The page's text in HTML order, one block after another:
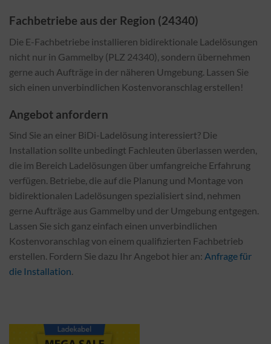
Fachbetriebe aus der Region (24340)
Die E-Fachbetriebe installieren bidirektionale Ladelösungen
nicht nur in Gammelby (PLZ 24340), sondern übernehmen
gerne auch Aufträge in der näheren Umgebung. Lassen Sie
sich einen unverbindlichen Kostenvoranschlag erstellen!
Angebot anfordern
Sind Sie an einer BiDi-Ladelösung interessiert? Die
Installation sollte unbedingt Fachleuten überlassen werden,
die im Bereich Ladelösungen über umfangreiche Erfahrung
verfügen. Betriebe, die auf die Planung und Montage von
bidirektionalen Ladelösungen spezialisiert sind, nehmen
gerne Aufträge aus Gammelby und der Umgebung entgegen.
Lassen Sie sich ganz einfach einen unverbindlichen
Kostenvoranschlag von einem qualifizierten Fachbetrieb
erstellen. Fordern Sie dazu Ihr Angebot hier an: Anfrage für
die Installation.